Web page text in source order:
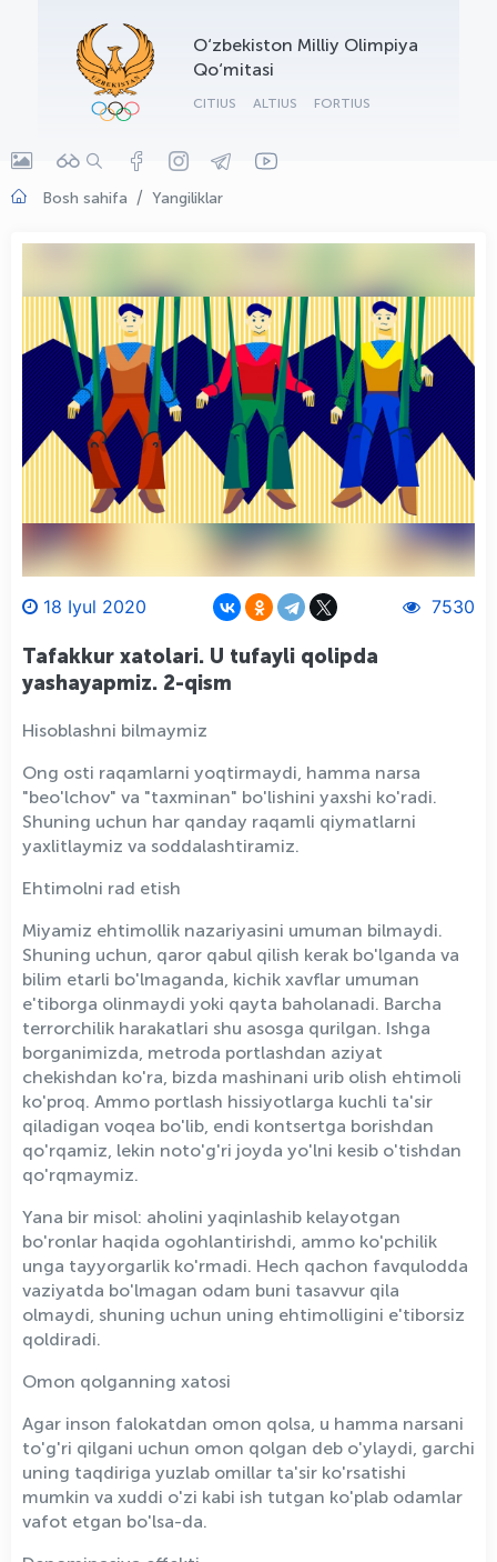
O‘zbekiston Milliy Olimpiya
Qo‘mitasi
CITIUS ALTIUS FORTIUS
Bosh sahifa Yangiliklar
18 Iyul 2020 7530
Tafakkur xatolari. U tufayli qolipda
yashayapmiz. 2-qism
Hisoblashni bilmaymiz
Ong osti raqamlarni yoqtirmaydi, hamma narsa
"beo'lchov" va "taxminan" bo'lishini yaxshi ko'radi.
Shuning uchun har qanday raqamli qiymatlarni
yaxlitlaymiz va soddalashtiramiz.
Ehtimolni rad etish
Miyamiz ehtimollik nazariyasini umuman bilmaydi.
Shuning uchun, qaror qabul qilish kerak bo'lganda va
bilim etarli bo'lmaganda, kichik xavflar umuman
e'tiborga olinmaydi yoki qayta baholanadi. Barcha
terrorchilik harakatlari shu asosga qurilgan. Ishga
borganimizda, metroda portlashdan aziyat
chekishdan ko'ra, bizda mashinani urib olish ehtimoli
ko'proq. Ammo portlash hissiyotlarga kuchli ta'sir
qiladigan voqea bo'lib, endi kontsertga borishdan
qo'rqamiz, lekin noto'g'ri joyda yo'lni kesib o'tishdan
qo'rqmaymiz.
Yana bir misol: aholini yaqinlashib kelayotgan
bo'ronlar haqida ogohlantirishdi, ammo ko'pchilik
unga tayyorgarlik ko'rmadi. Hech qachon favqulodda
vaziyatda bo'lmagan odam buni tasavvur qila
olmaydi, shuning uchun uning ehtimolligini e'tiborsiz
qoldiradi.
Omon qolganning xatosi
Agar inson falokatdan omon qolsa, u hamma narsani
to'g'ri qilgani uchun omon qolgan deb o'ylaydi, garchi
uning taqdiriga yuzlab omillar ta'sir ko'rsatishi
mumkin va xuddi o'zi kabi ish tutgan ko'plab odamlar
vafot etgan bo'lsa-da.
OLYMPCHIK AI - yordamchi
Onlayn · olympic.uz